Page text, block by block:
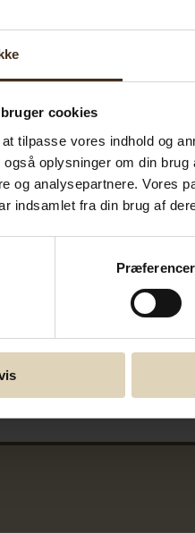
cookies
tilpasse vores indhold og
oplysninger om din
og analysepartnere. Vores
indsamlet fra din brug af
Præferencer